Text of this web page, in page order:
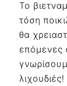
Το
τόση
θα
επόμενες
λιχουδιές!